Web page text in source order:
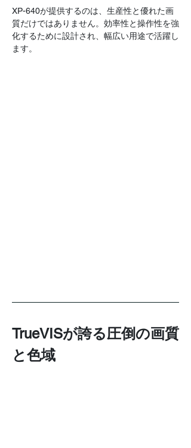
XP-640が提供するのは、生産性と優れた画
質だけではありません。効率性と操作性を強
化するために設計され、幅広い用途で活躍し
ます。
TrueVISが誇る圧倒の画質
と色域